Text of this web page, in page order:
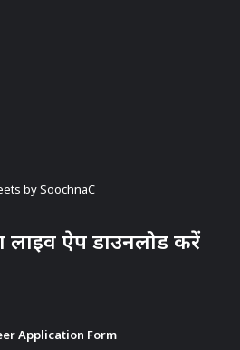
by SoochnaC
लाइव ऐप डाउनलोड करें
Application Form